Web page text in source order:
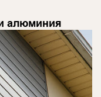
алюминия